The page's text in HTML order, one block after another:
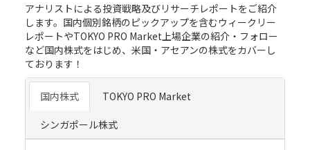
アナリストによる投資戦略及びリサーチレポートをご紹介
します。国内個別銘柄のピックアップを含むウィークリー
レポートやTOKYO PRO Market 上場企業の紹介・フォロー
など国内株式をはじめ、 米国・ アセアンの株式をカバーし
ております！
国内株式 TOKYO PRO Market
シンガポール株式